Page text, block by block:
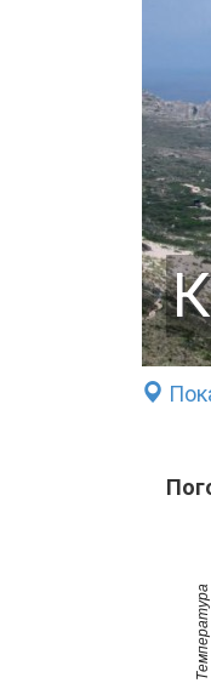
Температура